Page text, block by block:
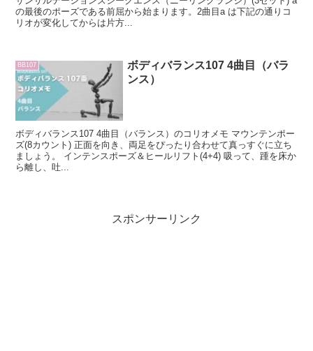
の最後のポーズである前屈から始まります。2曲目a は下記の通りコ
リオが変化してからは片方...
BB107
ボディバランス107 4曲目（バラ
ンス）
ボディバランス107 4曲目（バランス）のコリオメモ マウンテンポー
ズ(8カウント) 正面を向き、両足をぴったり合わせて真っすぐに立ち
ましょう。 インテンスポーズ＆ヒールリフト(4+4) 吸って、踵を床か
ら離し、吐...
スポンサーリンク